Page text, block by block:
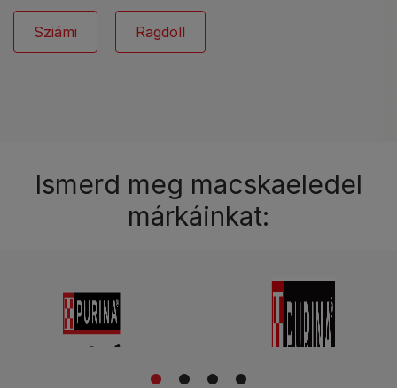
Sziámi Ragdoll
Ismerd meg macskaeledel
márkáinkat:
1 2 3 4